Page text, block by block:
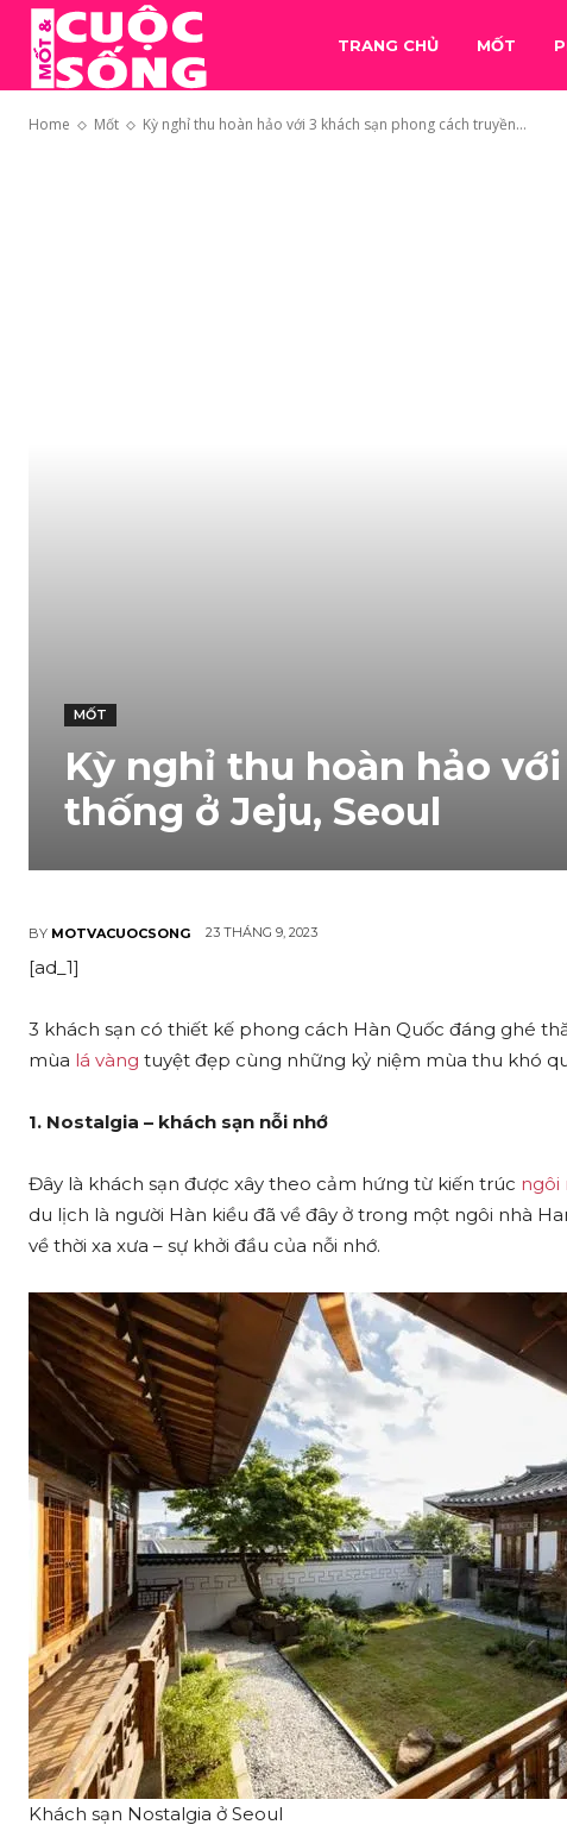
TRANG CHỦ MỐT
Home Mốt Kỳ nghỉ thu hoàn hảo với 3 khách sạn phong cách truyền...
MỐT
Kỳ nghỉ thu hoàn hảo
thống ở Jeju, Seoul
BY MOTVACUOCSONG 23 THÁNG 9, 2023
[ad_1]
3 khách sạn có thiết kế phong cách Hàn Quốc đáng ghé
mùa lá vàng tuyệt đẹp cùng những kỷ niệm mùa thu khó
1. Nostalgia – khách sạn nỗi nhớ
Đây là khách sạn được xây theo cảm hứng từ kiến trúc ngôi
du lịch là người Hàn kiều đã về đây ở trong một ngôi nhà
về thời xa xưa – sự khởi đầu của nỗi nhớ.
Khách sạn Nostalgia ở Seoul